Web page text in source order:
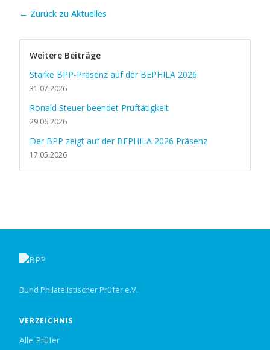
← Zurück zu Aktuelles
Weitere Beiträge
Starke BPP-Präsenz auf der BEPHILA 2026
31.07.2026
Ronald Steuer beendet Prüftätigkeit
29.06.2026
Der BPP zeigt auf der BEPHILA 2026 Präsenz
17.05.2026
Bund Philatelistischer Prüfer e.V.
VERZEICHNIS
Alle Prüfer